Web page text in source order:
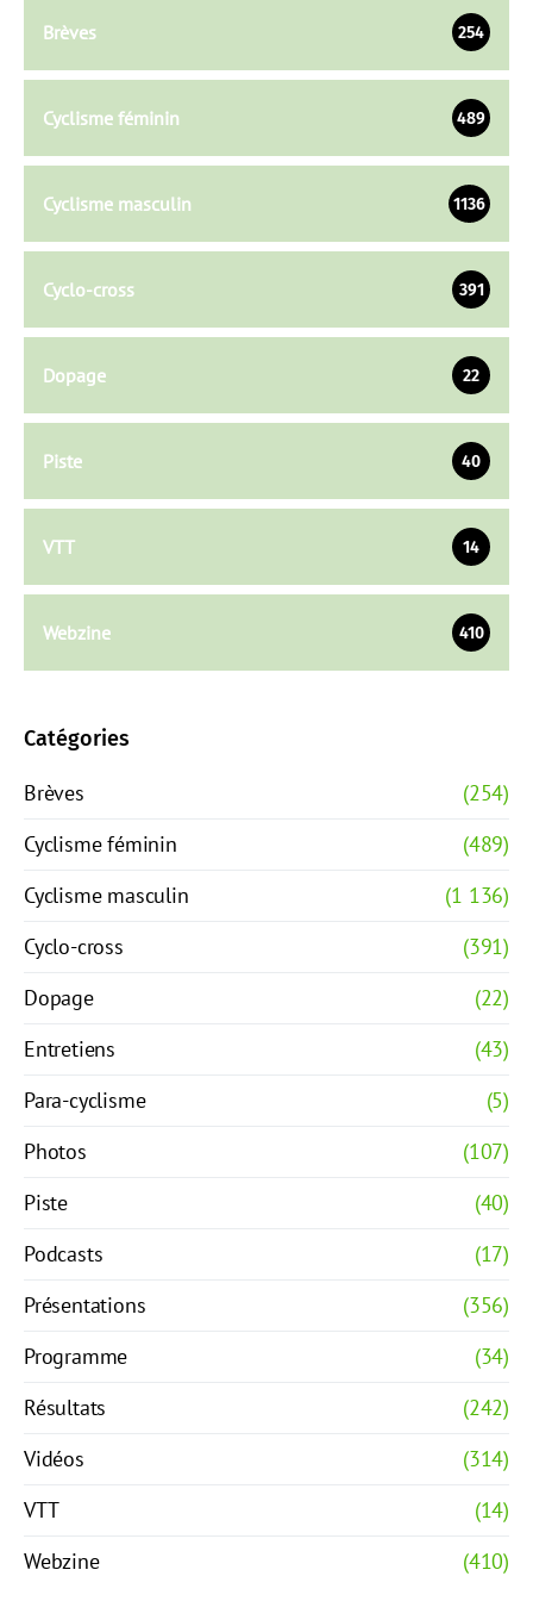
Brèves 254
Cyclisme féminin 489
Cyclisme masculin 1136
Cyclo-cross 391
Dopage 22
Piste 40
VTT 14
Webzine 410
Catégories
Brèves
(254)
Cyclisme féminin
(489)
Cyclisme masculin
(1 136)
Cyclo-cross
(391)
Dopage
(22)
Entretiens
(43)
Para-cyclisme
(5)
Photos
(107)
Piste
(40)
Podcasts
(17)
Présentations
(356)
Programme
(34)
Résultats
(242)
Vidéos
(314)
VTT
(14)
Webzine
(410)